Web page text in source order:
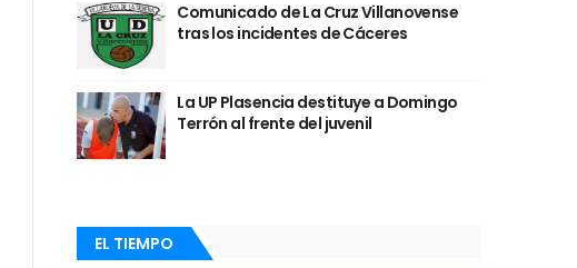
Comunicado de La Cruz Villanovense
tras los incidentes de Cáceres
La UP Plasencia destituye a Domingo
Terrón al frente del juvenil
EL TIEMPO